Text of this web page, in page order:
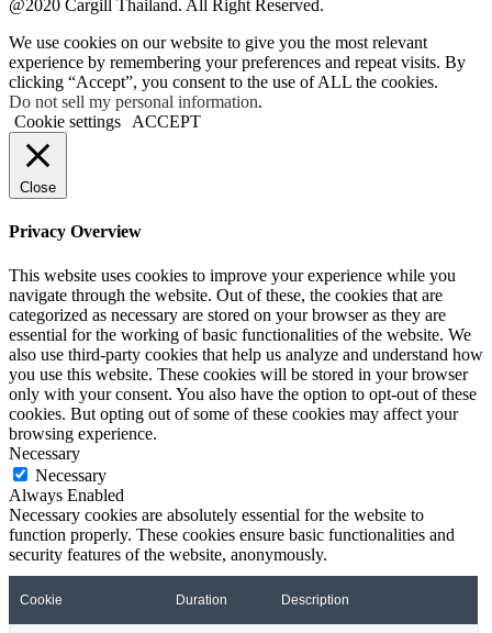
@2020 Cargill Thailand. All Right Reserved.
We use cookies on our website to give you the most relevant
experience by remembering your preferences and repeat visits. By
clicking “Accept”, you consent to the use of ALL the cookies.
Do not sell my personal information.
Cookie settings
ACCEPT
Close
Privacy Overview
This website uses cookies to improve your experience while you
navigate through the website. Out of these, the cookies that are
categorized as necessary are stored on your browser as they are
essential for the working of basic functionalities of the website. We
also use third-party cookies that help us analyze and understand how
you use this website. These cookies will be stored in your browser
only with your consent. You also have the option to opt-out of these
cookies. But opting out of some of these cookies may affect your
browsing experience.
Necessary
Necessary
Always Enabled
Necessary cookies are absolutely essential for the website to
function properly. These cookies ensure basic functionalities and
security features of the website, anonymously.
Cookie Duration Description